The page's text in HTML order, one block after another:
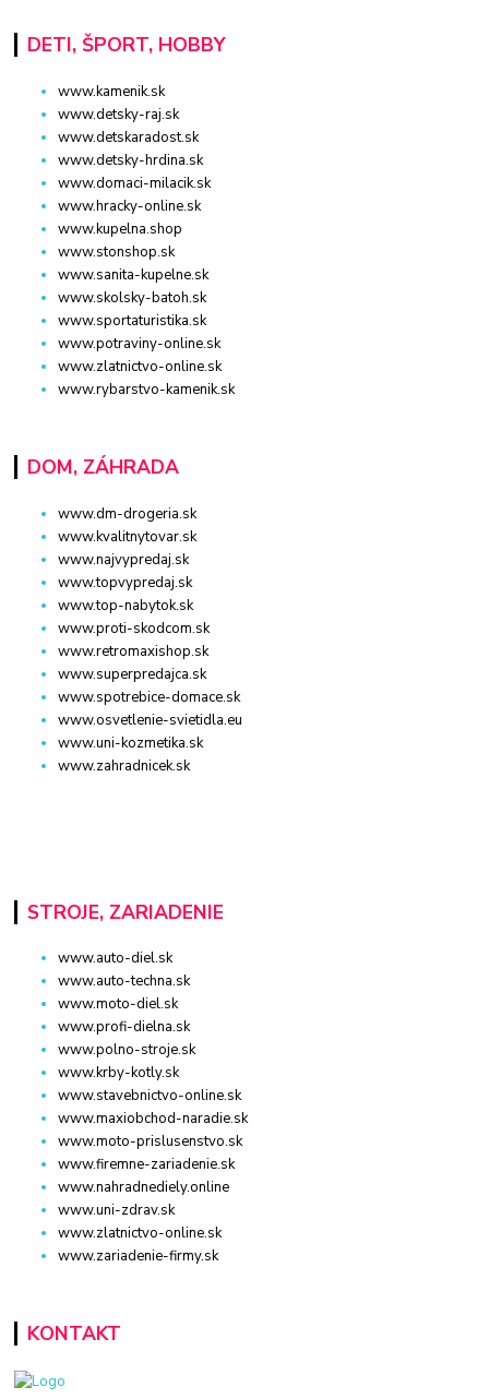
DETI, ŠPORT, HOBBY
www.kamenik.sk
www.detsky-raj.sk
www.detskaradost.sk
www.detsky-hrdina.sk
www.domaci-milacik.sk
www.hracky-online.sk
www.kupelna.shop
www.stonshop.sk
www.sanita-kupelne.sk
www.skolsky-batoh.sk
www.sportaturistika.sk
www.potraviny-online.sk
www.zlatnictvo-online.sk
www.rybarstvo-kamenik.sk
DOM, ZÁHRADA
www.dm-drogeria.sk
www.kvalitnytovar.sk
www.najvypredaj.sk
www.topvypredaj.sk
www.top-nabytok.sk
www.proti-skodcom.sk
www.retromaxishop.sk
www.superpredajca.sk
www.spotrebice-domace.sk
www.osvetlenie-svietidla.eu
www.uni-kozmetika.sk
www.zahradnicek.sk
STROJE, ZARIADENIE
www.auto-diel.sk
www.auto-techna.sk
www.moto-diel.sk
www.profi-dielna.sk
www.polno-stroje.sk
www.krby-kotly.sk
www.stavebnictvo-online.sk
www.maxiobchod-naradie.sk
www.moto-prislusenstvo.sk
www.firemne-zariadenie.sk
www.nahradnediely.online
www.uni-zdrav.sk
www.zlatnictvo-online.sk
www.zariadenie-firmy.sk
KONTAKT